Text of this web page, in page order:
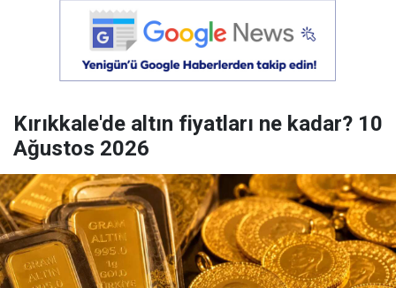
Kırıkkale'de altın fiyatları ne kadar? 10
Ağustos 2026